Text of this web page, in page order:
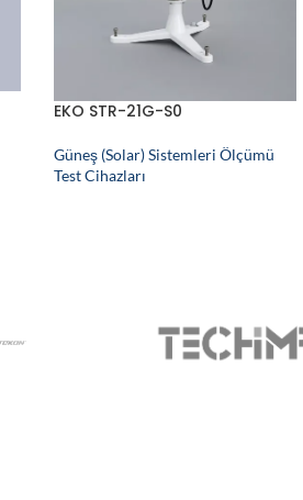
EKO STR-21G-S0
Güneş (Solar) Sistemleri Ölçümü
Test Cihazları